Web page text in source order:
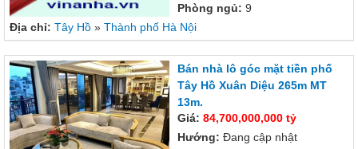
Phòng ngủ: 9
Địa chỉ: Tây Hồ » Thành phố Hà Nội
Bán nhà lô góc mặt tiền phố
Tây Hồ Xuân Diệu 265m MT
13m.
Giá: 84,700,000,000 tỷ
Hướng: Đang cập nhật